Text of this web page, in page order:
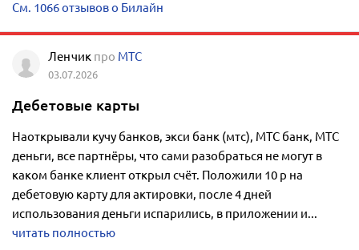
См. 1066 отзывов о Билайн
Ленчик про МТС
03.07.2026
Дебетовые карты
Наоткрывали кучу банков, экси банк (мтс), МТС банк, МТС
деньги, все партнёры, что сами разобраться не могут в
каком банке клиент открыл счёт. Положили 10 р на
дебетовую карту для актировки, после 4 дней
использования деньги испарились, в приложении и...
читать полностью